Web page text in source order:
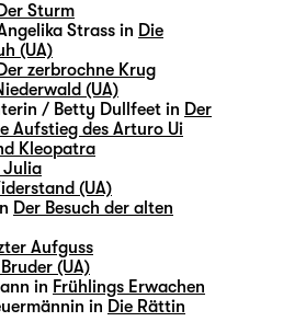
Der Sturm
Strass in Die
(UA)
Der zerbrochne Krug
(UA)
/ Betty Dullfeet in Der
Aufstieg des Arturo Ui
Kleopatra
Julia
(UA)
Der Besuch der alten
Aufguss
(UA)
in Frühlings Erwachen
in Die Rättin